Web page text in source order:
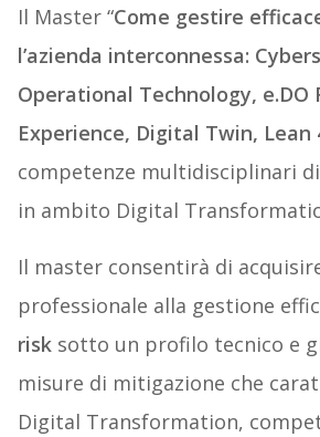
Il Master “Come gestire
l’azienda interconnessa:
Operational Technology, e.DO
Experience, Digital Twin, Lean
competenze multidisciplinari
in ambito Digital
Il master consentirà di
professionale alla gestione
risksotto un profilo tecnico e
misure di mitigazione che
Digital Transformation,